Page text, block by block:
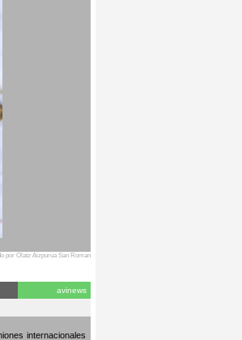
por Olatz Aizpurua San Roman
avinews
internacionales